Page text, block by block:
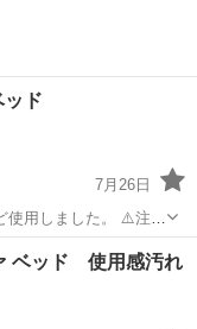
ッド
7月26日
しました。 ⚠️注
部品が飛び出してい
思います🙇🏻‍♀️
ベッド 使用感汚れ